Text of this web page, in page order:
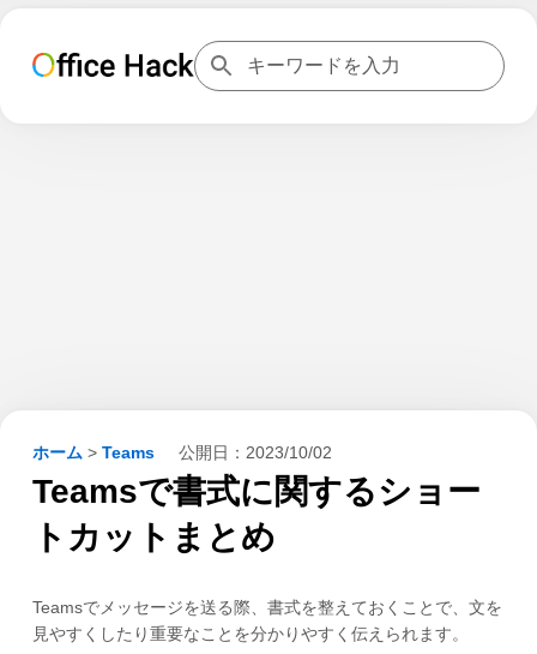
ホーム > Teams 公開日： 2023/10/02
Teamsで書式に関するショー
トカットまとめ
Teamsでメッセージを送る際、書式を整えておくことで、文を
見やすくしたり重要なことを分かりやすく伝えられます。